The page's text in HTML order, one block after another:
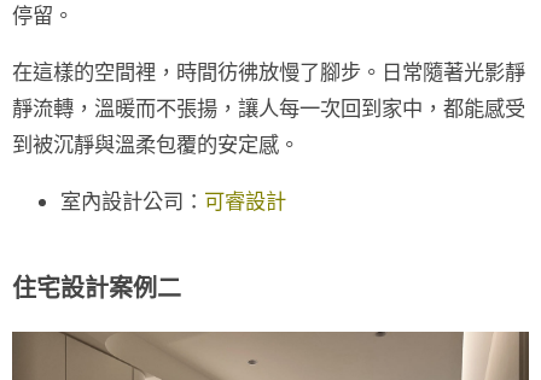
停留。
在這樣的空間裡，時間彷彿放慢了腳步。日常隨著光影靜
靜流轉，溫暖而不張揚，讓人每一次回到家中，都能感受
到被沉靜與溫柔包覆的安定感。
室內設計公司： 可睿設計
住宅設計案例二